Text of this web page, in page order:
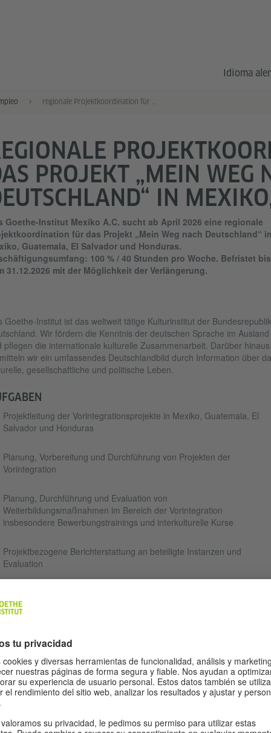
Idioma
regionale Projektkoordination für das Projekt „Mein Weg nach Deutschland“ in Mexiko, Guatemala, El Salvador und Honduras.
PROJEKT „MEIN WEG
IN
SALVADOR UND
Goethe-Institut Mexiko A.C. sucht ab April 2026 eine regionale
für das Projekt „Mein Weg nach Deutschland“
Guatemala, El Salvador und Honduras.
100 % / 40 Stunden pro Woche. Befristet bis
31.12.2026 mit der Möglichkeit der Verlängerung.
Goethe-Institut ist das weltweit tätige Kulturinstitut der Bundesrepublik
Wir fördern die Kenntnis der deutschen Sprache im Ausland
pflegen die internationale kulturelle Zusammenarbeit. Darüber hinaus
wir ein umfassendes Deutschlandbild durch Information über
gesellschaftliche und politische Leben.
Projektleitung der Vorintegrationsprojekte in Mexiko, Guatemala, El
Salvador und Honduras
Planung, Vorbereitung und Durchführung von Projekten der
Vorintegration
Planung, Durchführung und Evaluation von
Weiterbildungsmaßnahmen im Bereich der Vorintegration
insbesondere Bewerbungstrainings und interkulturelle Kurse
Projektbezogene Berichterstattung an beteiligte Instanzen und
Evaluation
Info-Veranstaltungen zu den oben genannten Projekten
Belegführung, der Finanzflüsse und Archivierung) und Erstellung des
Sachberichts)
Netzwerkarbeit (u.a. Kontaktpflege, Betreuung und Kommunikation
mit Partnerinstitutionen inklusive Reisetätigkeit)